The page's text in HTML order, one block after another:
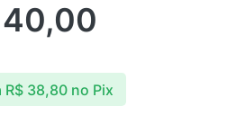
40,00
R$ 38,80 no Pix